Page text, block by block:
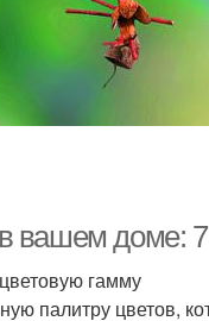
вашем доме:
гамму
палитру цветов,